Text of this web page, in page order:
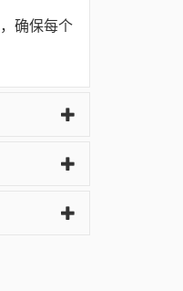
确保每个